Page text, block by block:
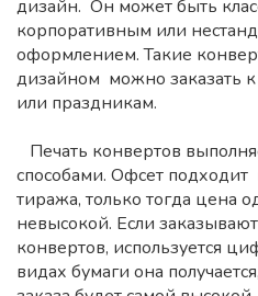
дизайн. Он может быть
корпоративным или
оформлением. Такие
дизайном можно заказать
или праздникам.
Печать конвертов
способами. Офсет подходит
тиража, только тогда цена
невысокой. Если
конвертов, используется
видах бумаги она